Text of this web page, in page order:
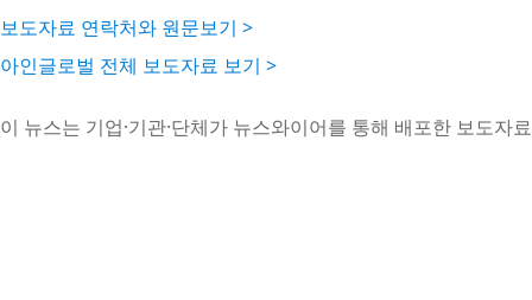
보도자료 연락처와 원문보기 >
아인글로벌 전체 보도자료 보기 >
이 뉴스는 기업·기관·단체가 뉴스와이어를 통해 배포한 보도자